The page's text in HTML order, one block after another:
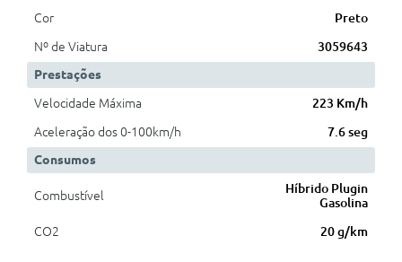
Cor
Preto
Nº de Viatura
3059643
Prestações
Velocidade Máxima
223 Km/h
Aceleração dos 0-100km/h
7.6 seg
Consumos
Combustível
Híbrido Plugin
Gasolina
CO2
20 g/km